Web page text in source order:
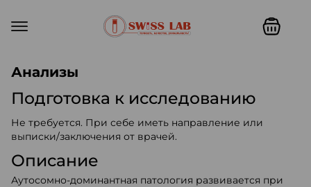
Анализы
Подготовка к исследованию
Не требуется. При себе иметь направление или
выписки/заключения от врачей.
Описание
Аутосомно-доминантная патология развивается при